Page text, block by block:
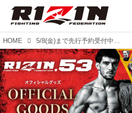
HOME 5/8(金)まで先行予約受付中！RIZIN.53 公式グッズ予約販売スタート！